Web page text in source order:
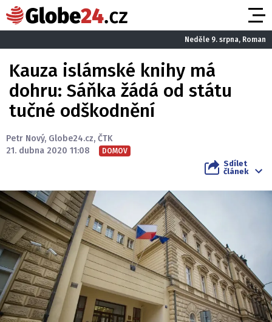
Neděle 9. srpna, Roman
Kauza islámské knihy má
dohru: Sáňka žádá od státu
tučné odškodnění
Petr Nový, Globe24.cz, ČTK
21. dubna 2020 11:08
DOMOV
Sdílet
článek